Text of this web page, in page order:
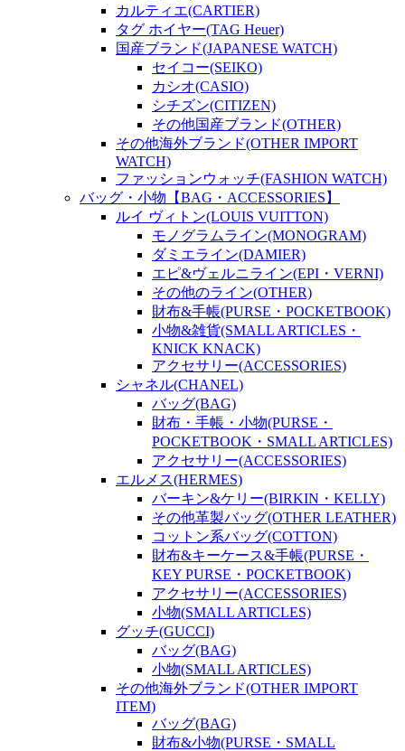
カルティエ(CARTIER)
タグ ホイヤー(TAG Heuer)
国産ブランド(JAPANESE WATCH)
セイコー(SEIKO)
カシオ(CASIO)
シチズン(CITIZEN)
その他国産ブランド(OTHER)
その他海外ブランド(OTHER IMPORT
WATCH)
ファッションウォッチ(FASHION WATCH)
バッグ・小物【BAG・ACCESSORIES】
ルイ ヴィトン(LOUIS VUITTON)
モノグラムライン(MONOGRAM)
ダミエライン(DAMIER)
エピ&ヴェルニライン(EPI・VERNI)
その他のライン(OTHER)
財布&手帳(PURSE・POCKETBOOK)
小物&雑貨(SMALL ARTICLES・
KNICK KNACK)
アクセサリー(ACCESSORIES)
シャネル(CHANEL)
バッグ(BAG)
財布・手帳・小物(PURSE・
POCKETBOOK・SMALL ARTICLES)
アクセサリー(ACCESSORIES)
エルメス(HERMES)
バーキン&ケリー(BIRKIN・KELLY)
その他革製バッグ(OTHER LEATHER)
コットン系バッグ(COTTON)
財布&キーケース&手帳(PURSE・
KEY PURSE・POCKETBOOK)
アクセサリー(ACCESSORIES)
小物(SMALL ARTICLES)
グッチ(GUCCI)
バッグ(BAG)
小物(SMALL ARTICLES)
その他海外ブランド(OTHER IMPORT
ITEM)
バッグ(BAG)
財布&小物(PURSE・SMALL